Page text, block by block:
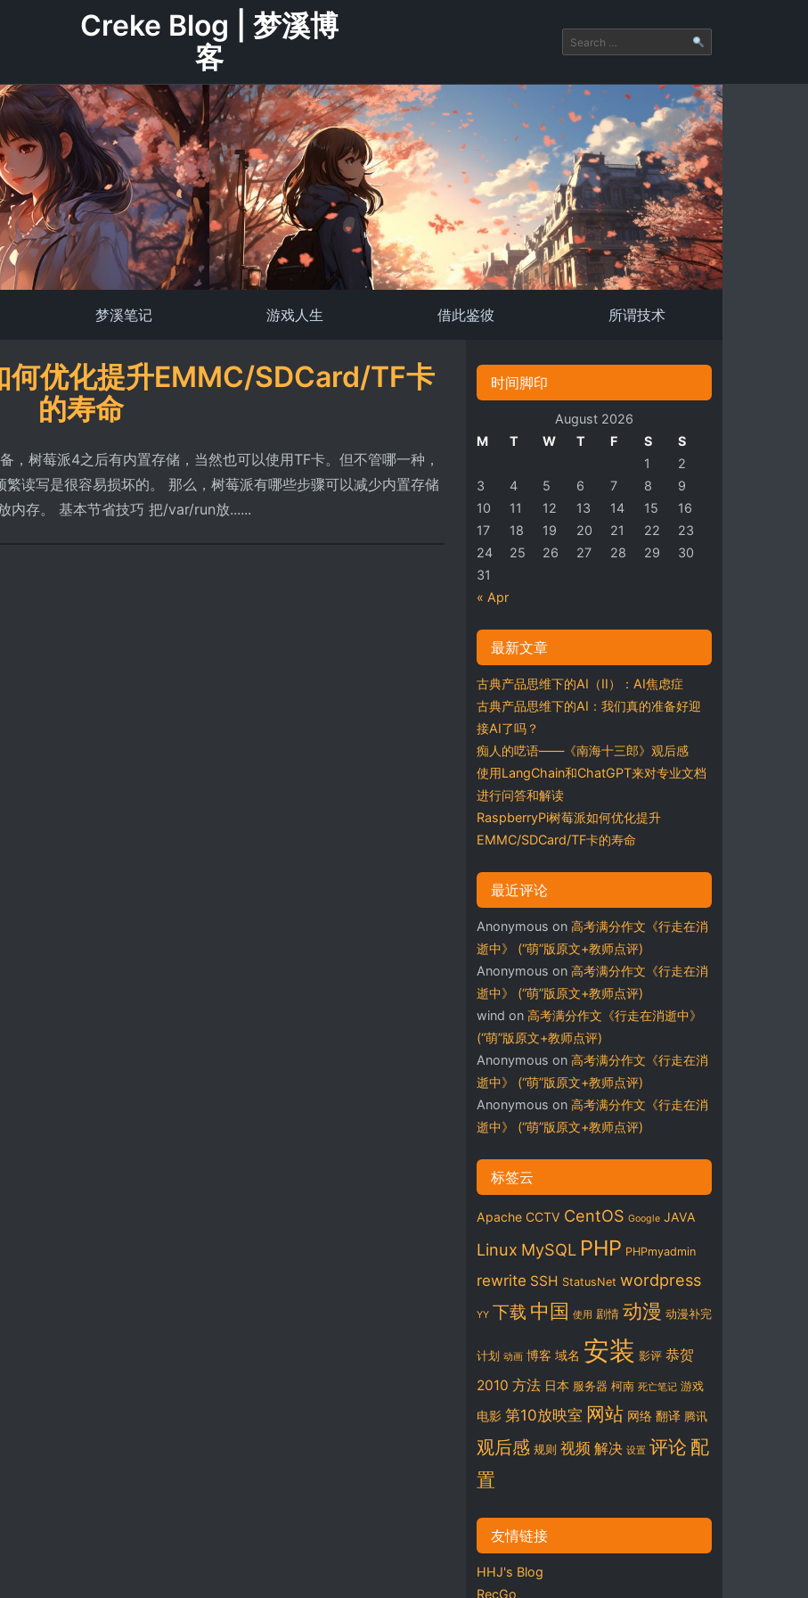
Creke Blog | 梦溪博
客
梦溪笔记 游戏人生 借此鉴彼 所谓技术
优化提升EMMC/SDCard/TF卡
的寿命
，树莓派4之后有内置存储，当然也可以使用TF卡。但不管哪一种，
读写是很容易损坏的。 那么，树莓派有哪些步骤可以减少内置存储
内存。 基本节省技巧 把/var/run放......
时间脚印
August 2026
M
T W T F S S
« Apr
1
2
3
4 5 6 7 8
9
10
11 12 13 14 15
16
17
18 19 20 21 22
23
24
25 26 27 28 29
30
31
最新文章
古典产品思维下的AI（II）：AI焦虑症
古典产品思维下的AI：我们真的准备好迎
接AI了吗？
痴人的呓语——《南海十三郎》观后感
使用LangChain和ChatGPT来对专业文档
进行问答和解读
RaspberryPi树莓派如何优化提升
EMMC/SDCard/TF卡的寿命
最近评论
Anonymous on 高考满分作文《行走在消
逝中》 (“萌”版原文+教师点评)
Anonymous on 高考满分作文《行走在消
逝中》 (“萌”版原文+教师点评)
wind on 高考满分作文《行走在消逝中》
(“萌”版原文+教师点评)
Anonymous on 高考满分作文《行走在消
逝中》 (“萌”版原文+教师点评)
Anonymous on 高考满分作文《行走在消
逝中》 (“萌”版原文+教师点评)
标签云
Apache CCTV CentOS Google JAVA
Linux MySQL PHP PHPmyadmin
rewrite SSH StatusNet wordpress
YY 下载 中国 使用 剧情 动漫 动漫补完
计划 动画 博客 域名 安装 影评 恭贺
2010 方法 日本 服务器 柯南 死亡笔记 游戏
电影 第10放映室 网站 网络 翻译 腾讯
观后感 规则 视频 解决 设置 评论 配
置
友情链接
HHJ's Blog
RecGo